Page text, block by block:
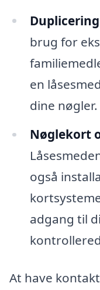
brug for
en
dine nøgler.
Nøglekort
også
adgang til
At have